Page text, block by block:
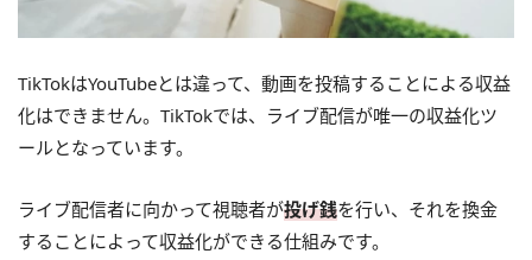
TikTokはYouTubeとは違って、動画を投稿することによる収益
化はできません。TikTokでは、ライブ配信が唯一の収益化ツ
ールとなっています。
ライブ配信者に向かって視聴者が投げ銭を行い、それを換金
することによって収益化ができる仕組みです。